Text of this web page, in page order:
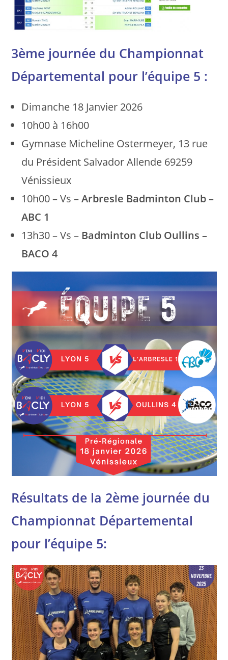
3ème journée du Championnat
Départemental pour l’équipe 5 :
Dimanche 18 Janvier 2026
10h00 à 16h00
Gymnase Micheline Ostermeyer, 13 rue
du Président Salvador Allende 69259
Vénissieux
10h00 – Vs –Arbresle Badminton Club –
ABC 1
13h30 – Vs – Badminton Club Oullins –
BACO 4
Résultats de la 2ème journée du
Championnat Départemental
pour l’équipe 5: